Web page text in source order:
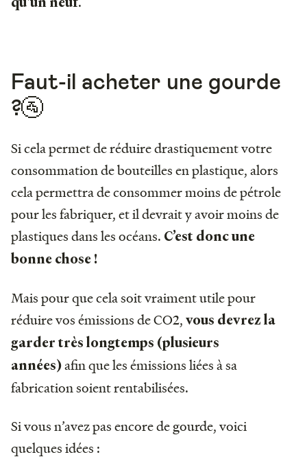
Faut-il acheter une gourde
?🚰
Si cela permet de réduire drastiquement votre
consommation de bouteilles en plastique, alors
cela permettra de consommer moins de pétrole
pour les fabriquer, et il devrait y avoir moins de
plastiques dans les océans. C’est donc une
bonne chose !
Mais pour que cela soit vraiment utile pour
réduire vos émissions de CO2, vous devrez la
garder très longtemps (plusieurs
années)afin que les émissions liées à sa
fabrication soient rentabilisées.
Si vous n’avez pas encore de gourde, voici
quelques idées :